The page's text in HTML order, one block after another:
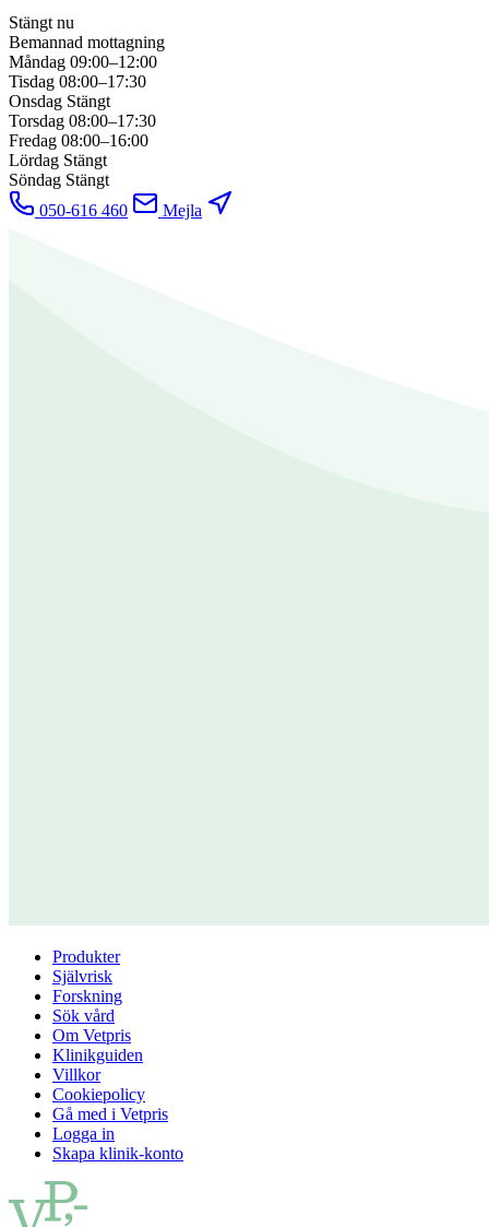
Stängt nu
Bemannad mottagning
Måndag 09:00–12:00
Tisdag 08:00–17:30
Onsdag Stängt
Torsdag 08:00–17:30
Fredag 08:00–16:00
Lördag Stängt
Söndag Stängt
050-616 460
Mejla
Produkter
Självrisk
Forskning
Sök vård
Om Vetpris
Klinikguiden
Villkor
Cookiepolicy
Gå med i Vetpris
Logga in
Skapa klinik-konto